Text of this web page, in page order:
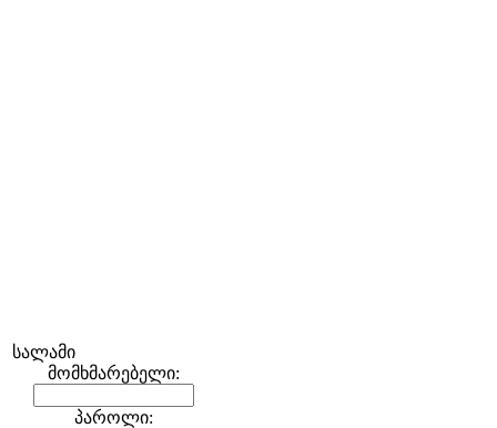
სალამი
მომხმარებელი:
პაროლი: